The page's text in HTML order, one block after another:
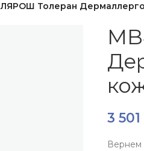
ЛЯРОШ Толеран
3 501
Вернем